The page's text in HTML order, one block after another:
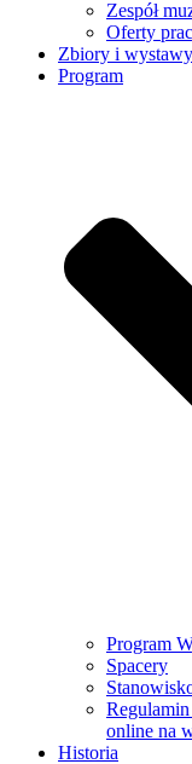
Zespół
Oferty
Zbiory i wystawy
Program
Program
Spacery
online na
Historia